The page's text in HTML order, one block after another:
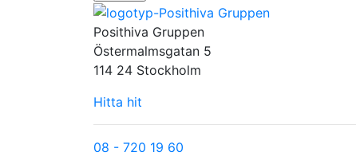
Posithiva Gruppen
Östermalmsgatan 5
114 24 Stockholm
Hitta hit
08 - 720 19 60